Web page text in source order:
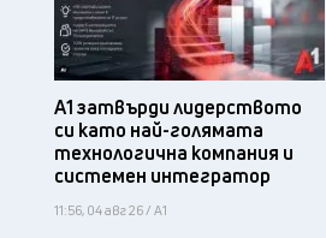
А1 затвърди лидерството
си като най-голямата
технологична компания и
системен интегратор
11:56, 04 авг 26 / А1